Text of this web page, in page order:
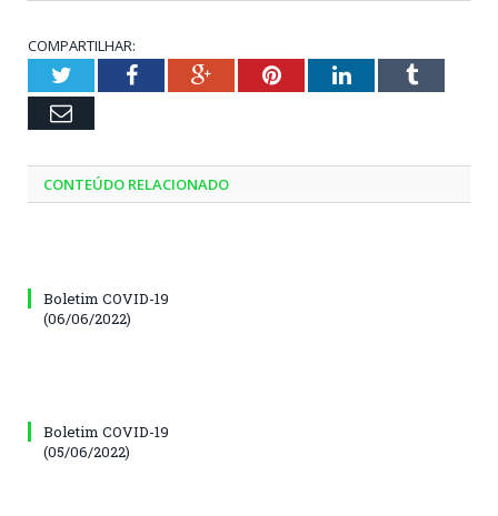
COMPARTILHAR:
TwitterFacebookGoogle+PinterestLinkedInTumblr
Email
CONTEÚDO RELACIONADO
Boletim COVID-19
(06/06/2022)
Boletim COVID-19
(05/06/2022)